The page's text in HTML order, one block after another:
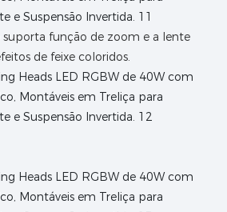
suporta função de zoom e a lente
de feixe coloridos.